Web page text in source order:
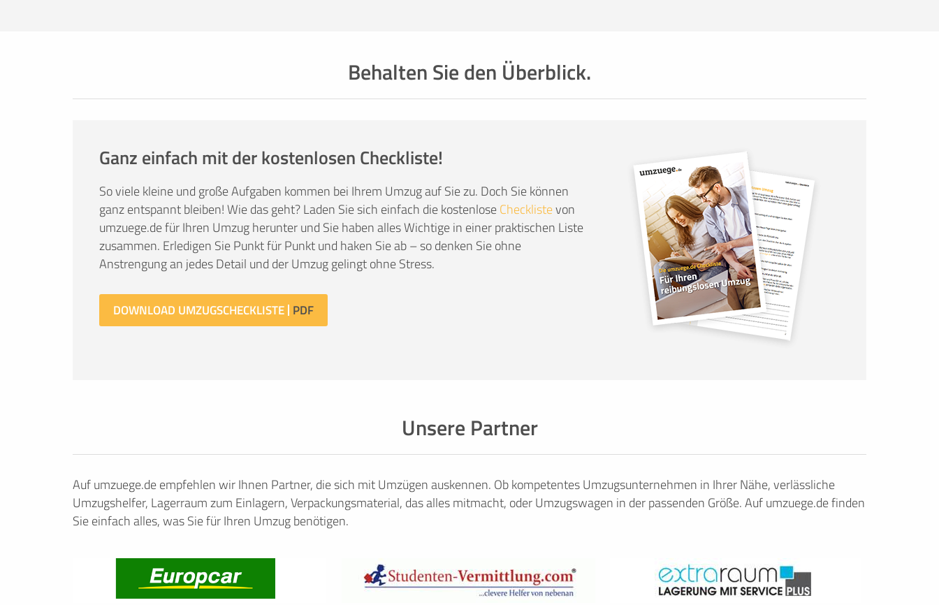
Behalten Sie den Überblick.
Ganz einfach mit der kostenlosen Checkliste!
So viele kleine und große Aufgaben kommen bei Ihrem Umzug auf Sie zu. Doch Sie können
ganz entspannt bleiben! Wie das geht? Laden Sie sich einfach die kostenloseChecklistevon
umzuege.de für Ihren Umzug herunter und Sie haben alles Wichtige in einer praktischen Liste
zusammen. Erledigen Sie Punkt für Punkt und haken Sie ab – so denken Sie ohne
Anstrengung an jedes Detail und der Umzug gelingt ohne Stress.
DOWNLOAD UMZUGSCHECKLISTE
Unsere Partner
Auf umzuege.de empfehlen wir Ihnen Partner, die sich mit Umzügen auskennen. Ob kompetentes Umzugsunternehmen in Ihrer Nähe, verlässliche
Umzugshelfer, Lagerraum zum Einlagern, Verpackungsmaterial, das alles mitmacht, oder Umzugswagen in der passenden Größe. Auf umzuege.de finden
Sie einfach alles, was Sie für Ihren Umzug benötigen.